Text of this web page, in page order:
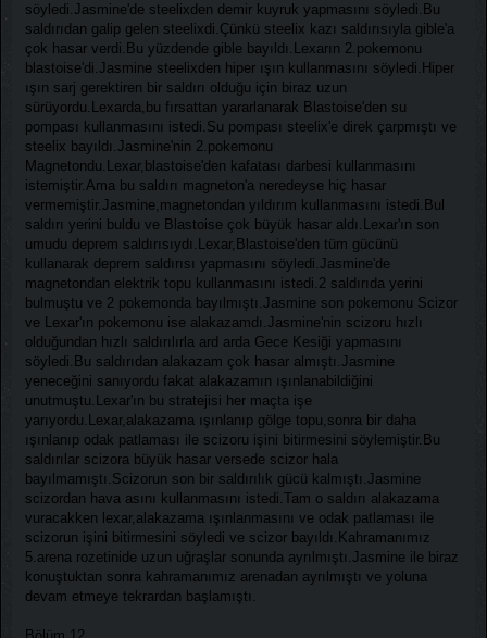
söyledi.Jasmine'de steelixden demir kuyruk yapmasını söyledi.Bu
saldırıdan galip gelen steelixdi.Çünkü steelix kazı saldırısıyla gible'a
çok hasar verdi.Bu yüzdende gible bayıldı.Lexarın 2.pokemonu
blastoise'di.Jasmine steelixden hiper ışın kullanmasını söyledi.Hiper
ışın sarj gerektiren bir saldırı olduğu için biraz uzun
sürüyordu.Lexarda,bu fırsattan yararlanarak Blastoise'den su
pompası kullanmasını istedi.Su pompası steelix'e direk çarpmıştı ve
steelix bayıldı.Jasmine'nin 2.pokemonu
Magnetondu.Lexar,blastoise'den kafatası darbesi kullanmasını
istemiştir.Ama bu saldırı magneton'a neredeyse hiç hasar
vermemiştir.Jasmine,magnetondan yıldırım kullanmasını istedi.Bul
saldırı yerini buldu ve Blastoise çok büyük hasar aldı.Lexar'ın son
umudu deprem saldırısıydı.Lexar,Blastoise'den tüm gücünü
kullanarak deprem saldırısı yapmasını söyledi.Jasmine'de
magnetondan elektrik topu kullanmasını istedi.2 saldırıda yerini
bulmuştu ve 2 pokemonda bayılmıştı.Jasmine son pokemonu Scizor
ve Lexar'ın pokemonu ise alakazamdı.Jasmine'nin scizoru hızlı
olduğundan hızlı saldırılırla ard arda Gece Kesiği yapmasını
söyledi.Bu saldırıdan alakazam çok hasar almıştı.Jasmine
yeneceğini sanıyordu fakat alakazamın ışınlanabildiğini
unutmuştu.Lexar'ın bu stratejisi her maçta işe
yarıyordu.Lexar,alakazama ışınlanıp gölge topu,sonra bir daha
ışınlanıp odak patlaması ile scizoru işini bitirmesini söylemiştir.Bu
saldırılar scizora büyük hasar versede scizor hala
bayılmamıştı.Scizorun son bir saldırılık gücü kalmıştı.Jasmine
scizordan hava asını kullanmasını istedi.Tam o saldırı alakazama
vuracakken lexar,alakazama ışınlanmasını ve odak patlaması ile
scizorun işini bitirmesini söyledi ve scizor bayıldı.Kahramanımız
5.arena rozetinide uzun uğraşlar sonunda ayrılmıştı.Jasmine ile biraz
konuştuktan sonra kahramanımız arenadan ayrılmıştı ve yoluna
devam etmeye tekrardan başlamıştı.